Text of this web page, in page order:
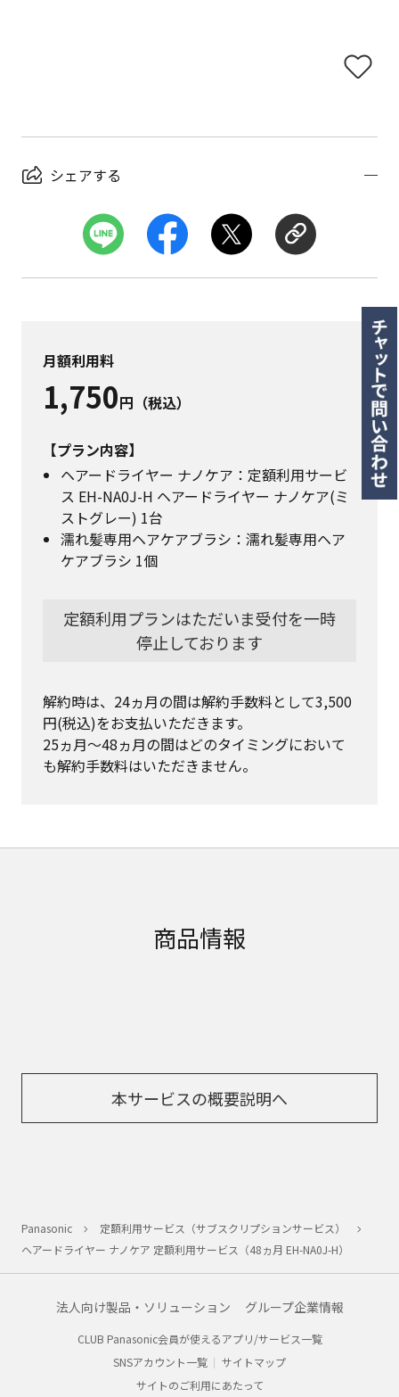
シェアする
月額利用料
1,750円（税込）
【プラン内容】
ヘアードライヤー ナノケア：定額利用サービ
ス EH-NA0J-H ヘアードライヤー ナノケア(ミ
ストグレー) 1台
濡れ髪専用ヘアケアブラシ：濡れ髪専用ヘア
ケアブラシ 1個
定額利用プランはただいま受付を一時
停止しております
解約時は、24ヵ月の間は解約手数料として3,500
円(税込)をお支払いただきます。
25ヵ月〜48ヵ月の間はどのタイミングにおいて
も解約手数料はいただきません。
商品情報
本サービスの概要説明へ
Panasonic
定額利用サービス（サブスクリプションサービス）
ヘアードライヤー ナノケア 定額利用サービス（48ヵ月 EH-NA0J-H）
法人向け製品・ソリューション グループ企業情報
CLUB Panasonic会員が使えるアプリ/サービス一覧
SNSアカウント一覧
サイトマップ
サイトのご利用にあたって